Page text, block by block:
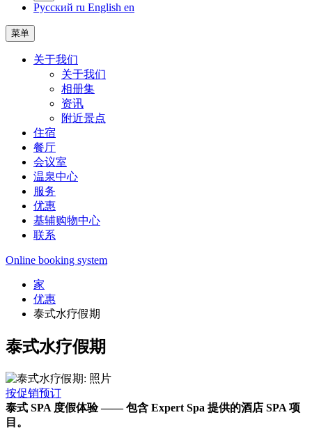
Русский ru English en
菜单
关于我们
关于我们
相册集
资讯
附近景点
住宿
餐厅
会议室
温泉中心
服务
优惠
基辅购物中心
联系
Online booking system
家
优惠
泰式水疗假期
泰式水疗假期
按促销预订
泰式 SPA 度假体验 —— 包含 Expert Spa 提供的酒店 SPA 项
目。